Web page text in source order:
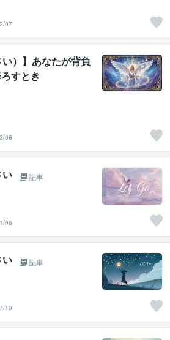
07
い）】あなたが背負
すとき
08
い
記事
06
い
記事
19